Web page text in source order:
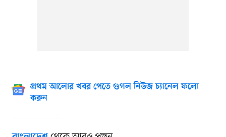
প্রথম আলোর খবর পেতে গুগল নিউজ চ্যানেল ফলো
করুন